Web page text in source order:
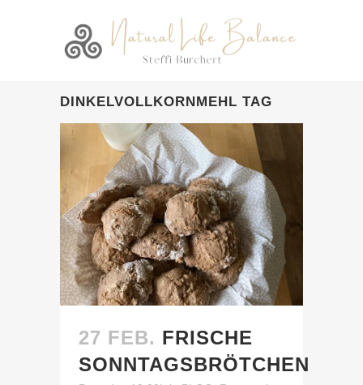
DINKELVOLLKORNMEHL TAG
27 FEB. FRISCHE
SONNTAGSBRÖTCHEN